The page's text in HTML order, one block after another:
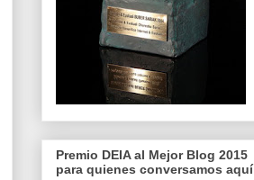
Premio DEIA al Mejor Blog 2015
para quienes conversamos aquí